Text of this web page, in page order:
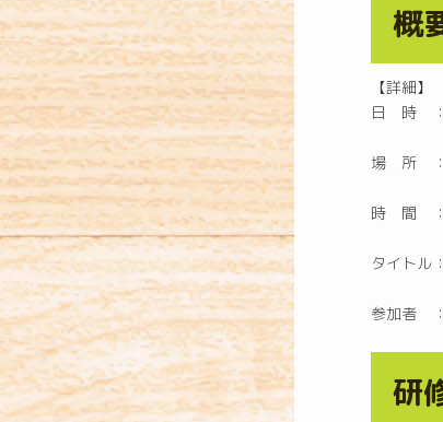
概
【詳細】
日 時 ：
場 所 ：
時 間 ：
タイトル
参加者
研